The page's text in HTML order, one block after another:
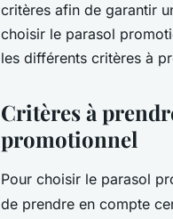
critères afin de garantir
choisir le parasol
les différents critères à
Critères à
promotionnel
Pour choisir le parasol
de prendre en compte